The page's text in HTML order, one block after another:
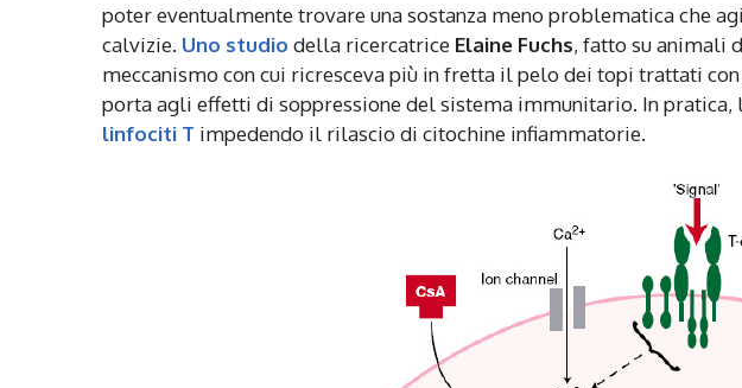
poter eventualmente trovare una sostanza meno problematica che
calvizie. Uno studio della ricercatrice Elaine Fuchs, fatto su animali
meccanismo con cui ricresceva più in fretta il pelo dei topi trattati
porta agli effetti di soppressione del sistema immunitario. In pratica,
linfociti T impedendo il rilascio di citochine infiammatorie.